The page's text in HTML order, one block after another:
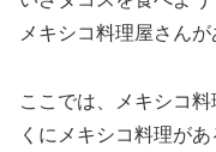
メキシコ料理屋さん
ここでは、メキシコ
くにメキシコ料理が